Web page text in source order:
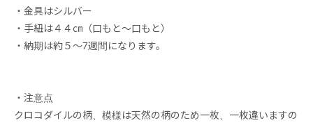
・金具はシルバー
・手紐は４４㎝（口もと～口もと）
・納期は約５～7週間になります。
・注意点
クロコダイルの柄、模様は天然の柄のため一枚、一枚違いますの